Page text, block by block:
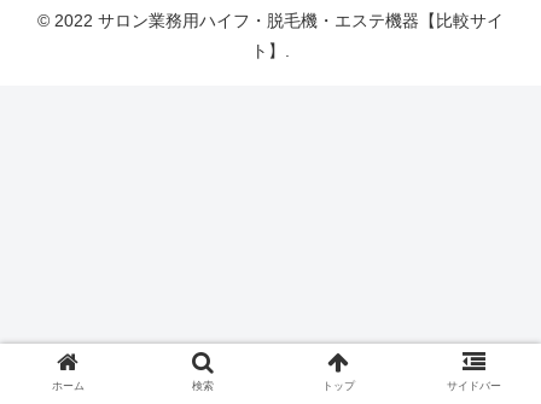
© 2022 サロン業務用ハイフ・脱毛機・エステ機器【比較サイ
ト】.
ホーム 検索 トップ サイドバー